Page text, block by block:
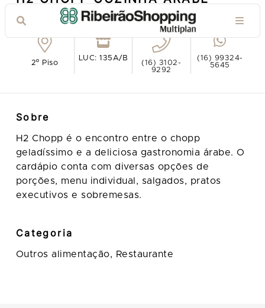
Ver no mapa
2º Piso
LUC: 135A/B
(16) 3102-
9292
(16) 99324-
5645
Sobre
H2 Chopp é o encontro entre o chopp
geladíssimo e a deliciosa gastronomia árabe. O
cardápio conta com diversas opções de
porções, menu individual, salgados, pratos
executivos e sobremesas.
Categoria
Outros alimentação, Restaurante